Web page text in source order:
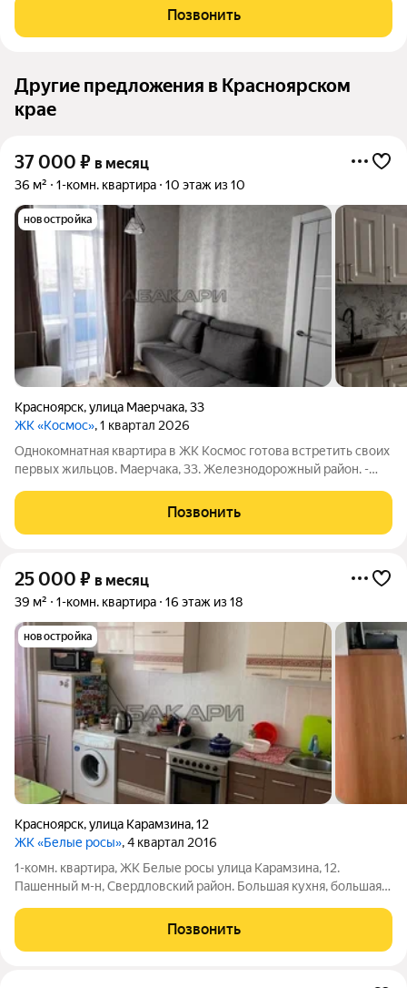
аренду. Эта компактная квартира площадью 12 кв. м
предлагает максимальную функциональность по
Позвонить
Другие предложения в Красноярском
крае
37 000 ₽ в месяц
36 м² 1-комн. квартира 10 этаж из 10
новостройка
Красноярск,улица Маерчака,33
ЖК «Космос», 1 квартал 2026
Однокомнатная квартира в ЖК Космос готова встретить своих
первых жильцов. Маерчака, 33. Железнодорожный район. -
детской площадкой (вход и выход из дома) и крытой
парковкой. - В доме охрана,
Позвонить
25 000 ₽ в месяц
39 м² 1-комн. квартира 16 этаж из 18
новостройка
Красноярск,улица Карамзина,12
ЖК «Белые росы», 4 квартал 2016
1-комн. квартира, ЖК Белые росы улица Карамзина, 12.
Пашенный м-н, Свердловский район. Большая кухня, большая
гарнитур, стол стулья, плита стеклокерамика, ст. машинка
автомат, холодильник. В
Позвонить